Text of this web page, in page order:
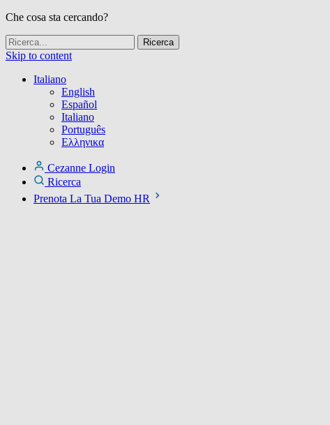
Che cosa sta cercando?
Skip to content
Italiano
English
Español
Italiano
Português
Ελληνικα
Cezanne Login
Ricerca
Prenota La Tua Demo HR